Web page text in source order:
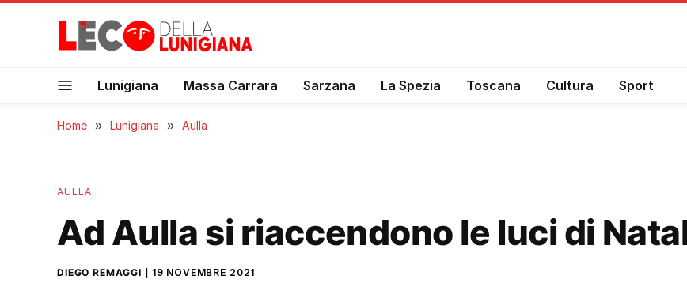
Lunigiana Massa Carrara Sarzana La Spezia Toscana Cultura Sport
Home » Lunigiana » Aulla
AULLA
Ad Aulla si riaccendono le luci di
DIEGO REMAGGI 19 NOVEMBRE 2021